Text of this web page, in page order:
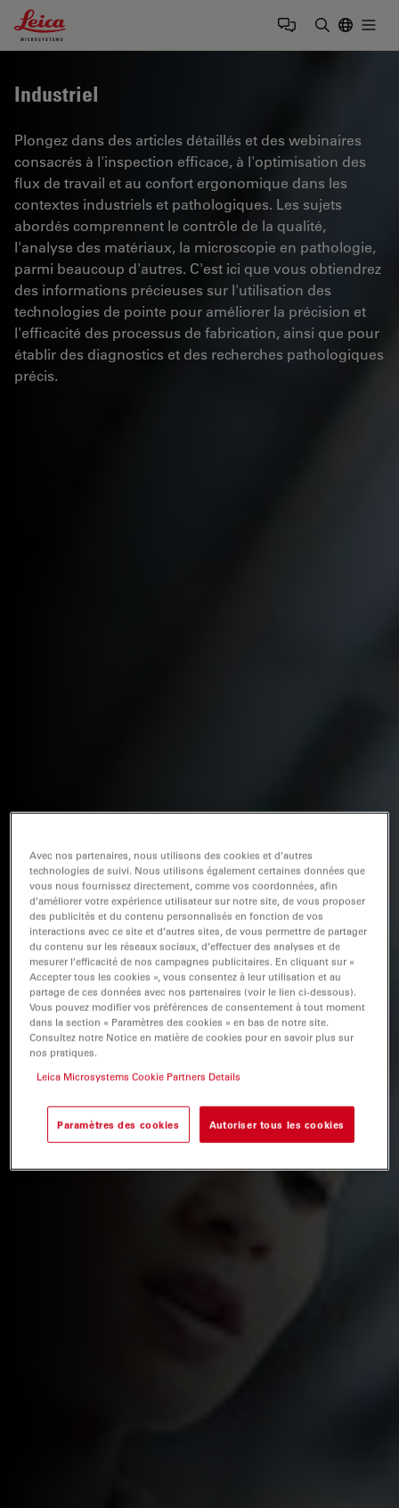
Leica Microsystems Logo
Industriel
Plongez dans des articles détaillés et des webinaires
consacrés à l'inspection efficace, à l'optimisation des
flux de travail et au confort ergonomique dans les
contextes industriels et pathologiques. Les sujets
abordés comprennent le contrôle de la qualité,
l'analyse des matériaux, la microscopie en pathologie,
parmi beaucoup d'autres. C'est ici que vous obtiendrez
des informations précieuses sur l'utilisation des
technologies de pointe pour améliorer la précision et
l'efficacité des processus de fabrication, ainsi que pour
établir des diagnostics et des recherches pathologiques
précis.
Avec nos partenaires, nous utilisons des cookies et d’autres
technologies de suivi. Nous utilisons également certaines données que
vous nous fournissez directement, comme vos coordonnées, afin
d’améliorer votre expérience utilisateur sur notre site, de vous proposer
des publicités et du contenu personnalisés en fonction de vos
interactions avec ce site et d’autres sites, de vous permettre de partager
du contenu sur les réseaux sociaux, d’effectuer des analyses et de
mesurer l’efficacité de nos campagnes publicitaires. En cliquant sur «
Accepter tous les cookies », vous consentez à leur utilisation et au
partage de ces données avec nos partenaires (voir le lien ci-dessous).
Vous pouvez modifier vos préférences de consentement à tout moment
dans la section « Paramètres des cookies » en bas de notre site.
Consultez notre Notice en matière de cookies pour en savoir plus sur
nos pratiques.
Leica Microsystems Cookie Partners Details
Paramètres des cookies Autoriser tous les cookies